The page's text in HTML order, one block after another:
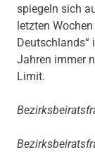
spiegeln sich
letzten
Deutschlands“
Jahren immer
Limit.